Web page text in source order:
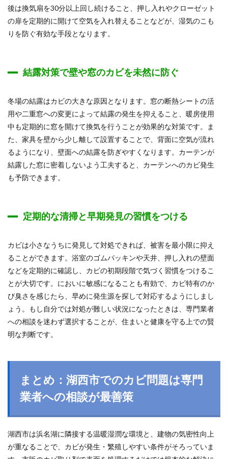
後は換気扇を30分以上回し続けること、押し入れやクローゼット
の扉を定期的に開けて空気を入れ替えることなどが、湿気のこも
りを防ぐ有効な手段となります。
結露対策で壁や窓のカビを未然に防ぐ
冬場の結露はカビの大きな原因となります。窓の断熱シートの活
用や二重窓への変更によって結露の発生を抑えること、暖房使用
中も定期的に窓を開けて換気を行うことが効果的な対策です。ま
た、家具を壁から少し離して設置することで、背面に空気が流れ
るようになり、壁面への結露を防ぎやすくなります。カーテンが
結露した窓に密着しないよう工夫すると、カーテンへのカビ発生
も予防できます。
定期的な清掃と早期発見の習慣をつける
カビは小さなうちに発見して対処できれば、被害を最小限に抑え
ることができます。浴室のゴムパッキンや天井、押し入れの壁面
などを定期的に確認し、カビの初期段階で気づく習慣をつけるこ
とが大切です。においに敏感になることも有効で、カビ特有のか
び臭さを感じたら、早めに発生源を探して対応するようにしまし
ょう。もし自分では対処が難しい状況になったときは、専門業者
への相談を迷わず選択することが、住まいと健康を守る上での賢
明な判断です。
まとめ：湖西市でのカビ問題は専門
業者への相談が最善策
湖西市は浜名湖に隣接する温暖湿潤な環境と、建物の気密性向上
が重なることで、カビが発生・繁殖しやすい条件がそろっていま